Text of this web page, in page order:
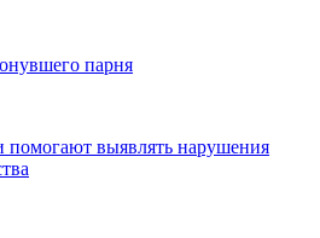
парня
помогают выявлять нарушения